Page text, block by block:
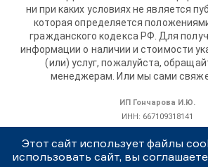
ни при каких условиях не является
которая определяется
гражданского кодекса РФ. Для
информации о наличии и стоимости
(или) услуг, пожалуйста,
менеджерам. Или мы сами
ИП Гончарова И.Ю.
ИНН: 667109318141
Этот сайт использует файлы
использовать сайт, вы